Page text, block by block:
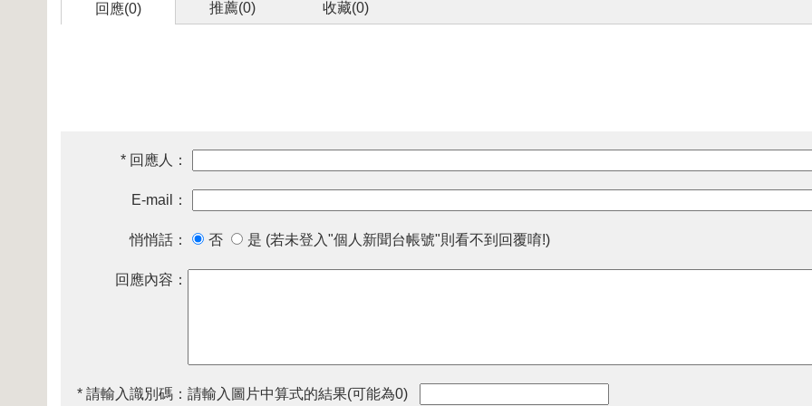
回應(0) 推薦(0) 收藏(0)
* 回應人：
E-mail：
悄悄話： 否 是 (若未登入"個人新聞台帳號"則看不到回覆唷!)
回應內容：
* 請輸入識別碼： 請輸入圖片中算式的結果(可能為0)